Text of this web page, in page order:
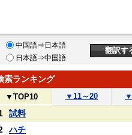
中国語⇒日本語
日本語⇒中国語
索ランキング
▼ TOP10 ▼ 11～20 ▼
試料
ハチ